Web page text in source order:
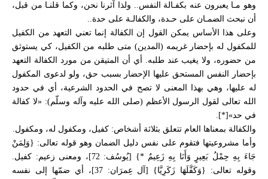
الكفـارات
الـصـلـح
العلاقات الداخليـة والعـلاقات الدولية
عقـد الـذمـة
الخـاتمـة
التقليد والاجتهاد الطريقة العملية للاجتهاد
رأي ونـداء ودعـاء
مراجع موسوعة الأحكام الشرعية
هوامش
وهو مـا يعبرون عنه بكفـالة النفس.. ولذا آثرنا نحن، وكما قلنـا من قبل،
أن نبحث الضمـان على حـدة، والكفالـة على حدة..
وعلى هذا الأساس يمكن القول إن الكفالة إنما تعني التعهد من الكفيل
للمكفول له بإحضار غريمه (المدين) متى طلبه من الكفيل، كي يستوثق
من حضوره، ولا يغيب عند طلبه. أي أن المتيقن من مورد الكفالة التعهد
بإحضار النفس المستحق عليها الإحضار بسبب حق، ولو لدعوى المكفول
له عليها، وهي بهذا المعنى لا تصح في الحدود الشرعية، أي في حدود
الله تعالى لقول الرسول الأعظم (صلى الله عليه وآله وسلّم): «لا كفالة
في حد»[*].
والكفالة بمعناها العام تتعلق بثلاثة أشخاص: كفيل، ومكفول له، ومكفول.
وأما مشروعيتها فتقوم على نفس دليل الضمان وهو قوله تعالى: {وَلِمَنْ
جَاءَ بِهِ حِمْلُ بَعِيرٍ وَأَنَا بِهِ زَعِيمٌ *} [يُوسُف: 72]، ومعنى زعيم: كفيل.
وقوله تعالى: {وَكَفَّلَهَا زَكَرِيَّا} [آل عِمرَان: 37]، أي ضمّها إلى نفسه